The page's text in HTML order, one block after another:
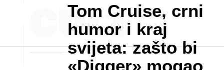
Tom Cruise, crni
humor i kraj
svijeta: zašto bi
«Digger» mogao